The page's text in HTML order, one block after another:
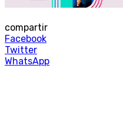
compartir
Facebook
Twitter
WhatsApp